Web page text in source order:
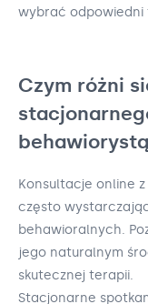
wybrać odpowiedni
Czym różni
Konsultacje online
często
behawioralnych.
jego naturalnym
skutecznej terapii.
Stacjonarne